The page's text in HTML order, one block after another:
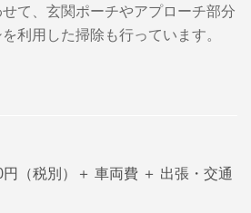
て、玄関ポーチやアプローチ部分
利用した掃除も行っています。
（税別）＋ 車両費 ＋ 出張・交通